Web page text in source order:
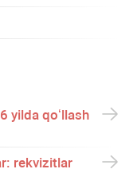
yilda qoʻllash
rekvizitlar